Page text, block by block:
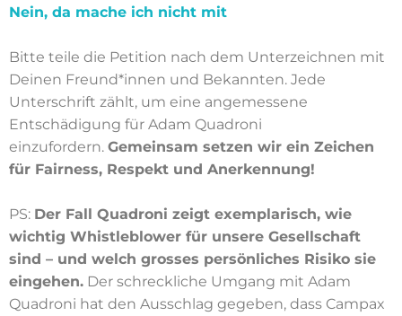
Nein, da mache ich nicht mit
Bitte teile die Petition nach dem Unterzeichnen mit
Deinen Freund*innen und Bekannten. Jede
Unterschrift zählt, um eine angemessene
Entschädigung für Adam Quadroni
einzufordern. Gemeinsam setzen wir ein Zeichen
für Fairness, Respekt und Anerkennung!
PS: Der Fall Quadroni zeigt exemplarisch, wie
wichtig Whistleblower für unsere Gesellschaft
sind – und welch grosses persönliches Risiko sie
eingehen. Der schreckliche Umgang mit Adam
Quadroni hat den Ausschlag gegeben, dass Campax